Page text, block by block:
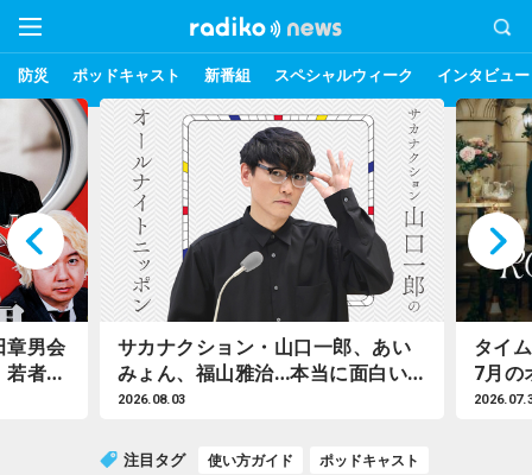
防災 ポッドキャスト 新番組 スペシャルウィーク インタビュー
章男会
者の
サカナクション・山口一郎、あい
みょん、福山雅治…本当に面白い
ラジオ番組【アーティスト編】
2026.08.03
タイ
7月の
注目タグ 使い方ガイド
ポッドキャスト